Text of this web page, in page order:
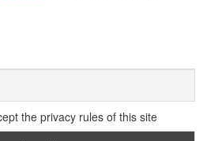
the privacy rules of this site